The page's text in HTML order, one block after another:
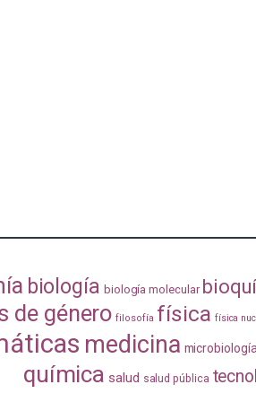
biología biología molecular
de género filosofía física física
medicina microbiología
química salud salud pública